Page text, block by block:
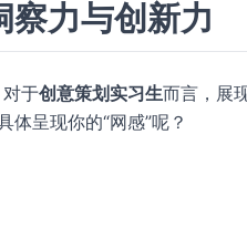
察力与创新力
于创意策划实习生而言，展
呈现你的“网感”呢？